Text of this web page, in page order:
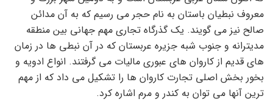
معروف نبطیان باستان به نام حجر می رسیم که به آن مدائن
صالح نیز می گویند. یک گذرگاه تجاری مهم جهانی بین منطقه
مدیترانه و جنوب شبه جزیره عربستان که در آن نبطی ها در زمان
های قدیم از کاروان های عبوری مالیات می گرفتند. انواع ادویه و
بخور بخش اصلی تجارت کاروان ها را تشکیل می داد که از مهم
ترین آنها می توان به کندر و مرم اشاره کرد.